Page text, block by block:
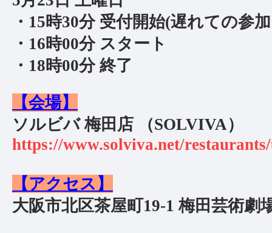
・15時30分 受付開始(遅れての参
・16時00分 スタート
・18時00分 終了
【会場】
ソルビバ 梅田店 （SOLVIVA）
https://www.solviva.net/
【アクセス】
大阪市北区茶屋町19-1 梅田芸術劇